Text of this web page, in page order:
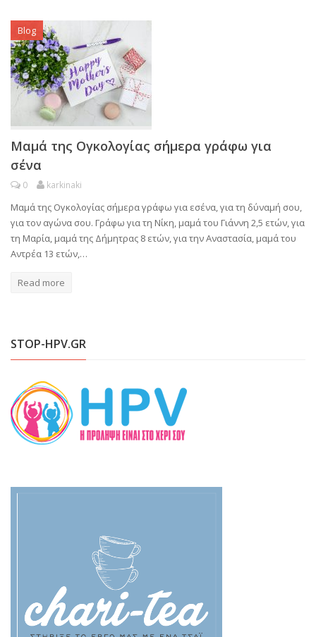
Blog
Μαμά της Ογκολογίας σήμερα γράφω για
σένα
0 karkinaki
Μαμά της Ογκολογίας σήμερα γράφω για εσένα, για τη δύναμή σου,
για τον αγώνα σου. Γράφω για τη Νίκη, μαμά του Γιάννη 2,5 ετών, για
τη Μαρία, μαμά της Δήμητρας 8 ετών, για την Αναστασία, μαμά του
Αντρέα 13 ετών,…
Read more
STOP-HPV.GR